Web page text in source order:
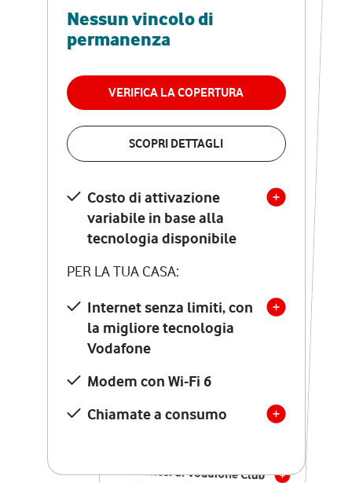
Nessun vincolo di
permanenza
VERIFICA LA COPERTURA
SCOPRI DETTAGLI
Costo di attivazione
variabile in base alla
tecnologia disponibile
PER LA TUA CASA:
Internet senza limiti, con
la migliore tecnologia
Vodafone
Modem con Wi-Fi 6
Chiamate a consumo
RETE FISSA + VODAFONE CLUB
29,95€
permanenza
VERIFICA LA COPERTURA
Costo di attivazione
variabile in base alla
tecnologia disponibile
PER LA TUA CASA:
Internet senza limiti, con
la migliore tecnologia
Vodafone
Modem Seven con Wi-Fi 7
Chiamate illimitate verso
numeri fissi e mobili
nazionali
12 mesi di Vodafone Club
con sconti ed esperienze
esclusive, poi si disattiva